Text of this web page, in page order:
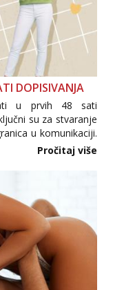
DOPISIVANJA
u prvih 48 sati
su za stvaranje
u komunikaciji.
osobnih ili intimnih
nije zaslužila to
Pročitaj više